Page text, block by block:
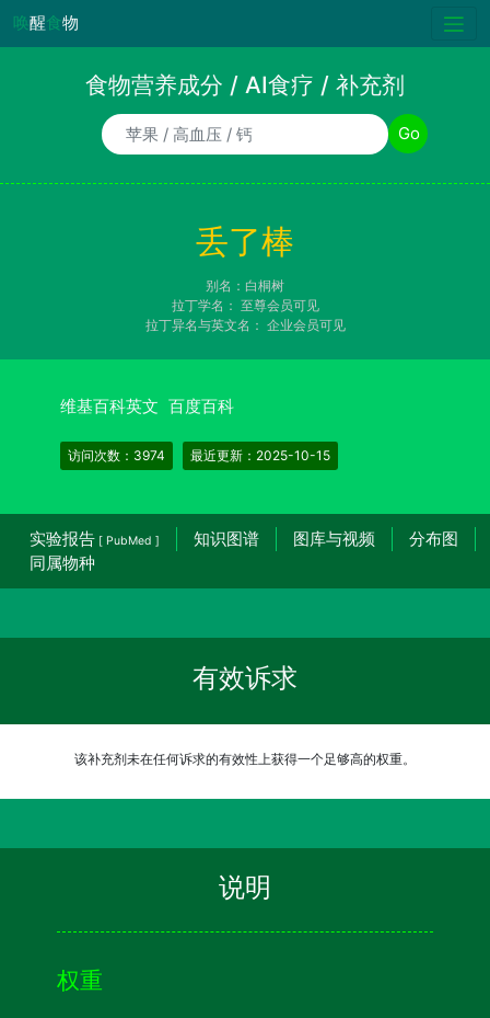
唤醒食物
食物营养成分 / AI食疗 / 补充剂
食物/AI食疗诉求/补充剂名称 Go
丢了棒
别名：白桐树
拉丁学名： 至尊会员可见
拉丁异名与英文名： 企业会员可见
维基百科英文 百度百科
访问次数：3974 最近更新：2025-10-15
实验报告 [ PubMed ] 知识图谱 图库与视频
分布图
同属物种
有效诉求
该补充剂未在任何诉求的有效性上获得一个足够高的权重。
说明
权重